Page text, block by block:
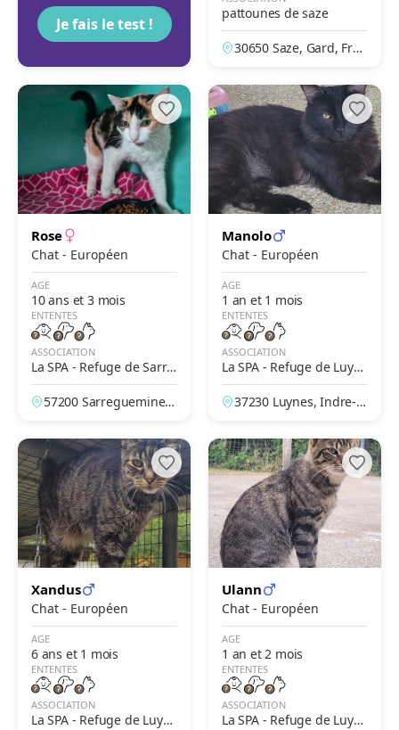
Je fais le test !
pattounes de saze
30650 Saze, Gard, Fran
Rose
Chat - Européen
AGE
10 ans et 3 mois
ENTENTES
ASSOCIATION
La SPA - Refuge de Sarre
guemines
57200 Sarreguemines,
Manolo
Chat - Européen
AGE
1 an et 1 mois
ENTENTES
ASSOCIATION
La SPA - Refuge de Luyn
es – Tours
37230 Luynes, Indre-et
Xandus
Chat - Européen
AGE
6 ans et 1 mois
ENTENTES
ASSOCIATION
La SPA - Refuge de Luyn
Ulann
Chat - Européen
AGE
1 an et 2 mois
ENTENTES
ASSOCIATION
La SPA - Refuge de Luyn